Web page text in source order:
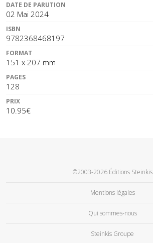
DATE DE PARUTION
02 Mai 2024
ISBN
9782368468197
FORMAT
151 x 207 mm
PAGES
128
PRIX
10.95€
©2003-2026 Éditions Steinkis
Mentions légales
Qui sommes-nous
Steinkis Groupe